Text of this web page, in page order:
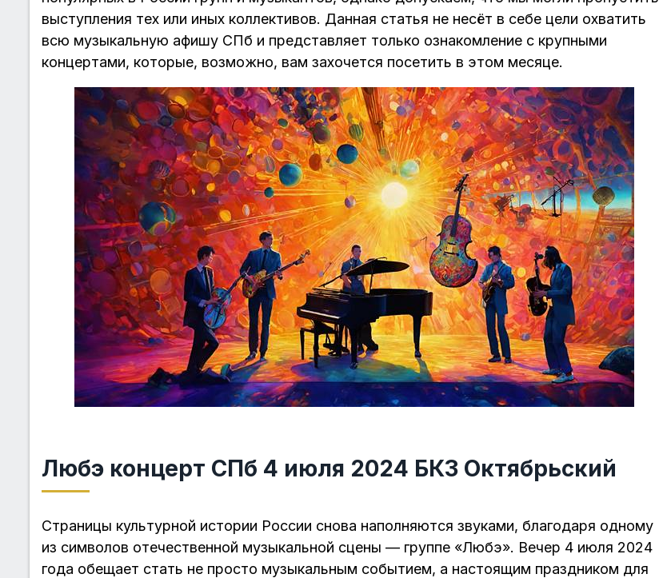
выступления тех или иных коллективов. Данная статья не несёт в себе цели охватить
всю музыкальную афишу СПб и представляет только ознакомление с крупными
концертами, которые, возможно, вам захочется посетить в этом месяце.
Любэ концерт СПб 4 июля 2024 БКЗ Октябрьский
Страницы культурной истории России снова наполняются звуками, благодаря одному
из символов отечественной музыкальной сцены — группе «Любэ». Вечер 4 июля 2024
года обещает стать не просто музыкальным событием, а настоящим праздником для